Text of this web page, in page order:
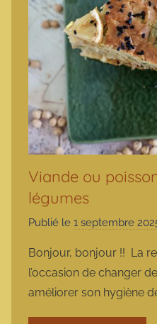
Viande ou
légumes
Publié le 1 septembre
Bonjour, bonjour !! La
l’occasion de changer
améliorer son hygiène